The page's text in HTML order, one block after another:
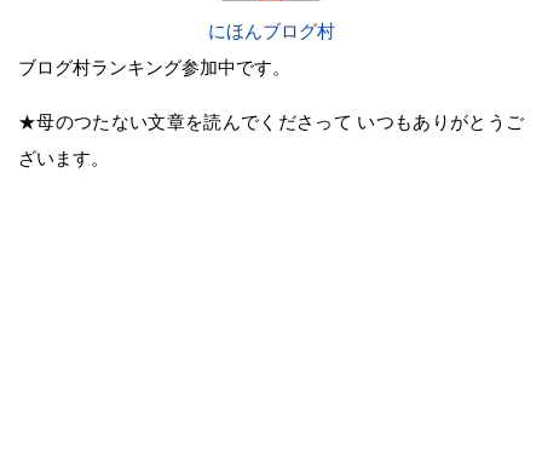
にほんブログ村
ブログ村ランキング参加中です。
★母のつたない文章を読んでくださって いつもありがとうご
ざいます。